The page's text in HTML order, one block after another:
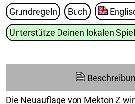
Grundregeln Buch
Unterstütze Deinen lokalen
Die Neuauflage von Mekton Z